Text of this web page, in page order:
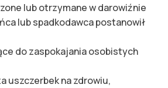
lub otrzymane w darowiźnie
lub spadkodawca postanowił
do zaspokajania osobistych
uszczerbek na zdrowiu,